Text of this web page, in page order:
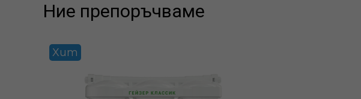
Ние препоръчваме
Хит